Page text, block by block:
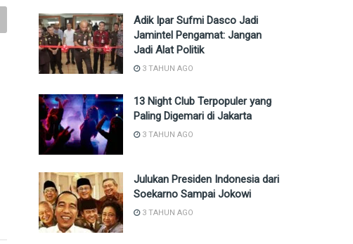
Adik Ipar Sufmi Dasco Jadi
Jamintel Pengamat: Jangan
Jadi Alat Politik
3 TAHUN AGO
13 Night Club Terpopuler yang
Paling Digemari di Jakarta
3 TAHUN AGO
Julukan Presiden Indonesia dari
Soekarno Sampai Jokowi
3 TAHUN AGO